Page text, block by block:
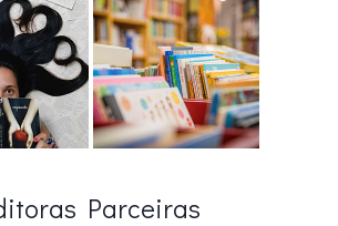
Parceiras